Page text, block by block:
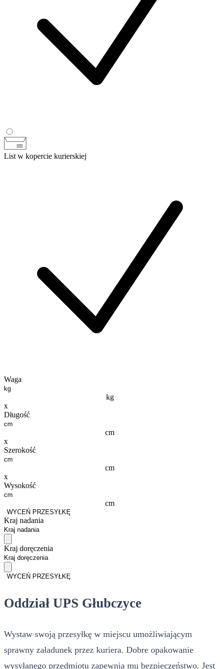
List w kopercie kurierskiej
Waga
kg
x
Długość
cm
x
Szerokość
cm
x
Wysokość
cm
WYCEŃ PRZESYŁKĘ
Kraj nadania
Kraj doręczenia
WYCEŃ PRZESYŁKĘ
Oddział UPS Głubczyce
Wystaw swoją przesyłkę w miejscu umożliwiającym
sprawny załadunek przez kuriera. Dobre opakowanie
wysyłanego przedmiotu zapewnia mu bezpieczeństwo. Jest